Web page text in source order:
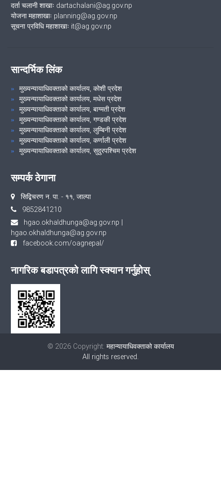
दर्ता चलानी शाखाः dartachalani@ag.gov.np
योजना महाशाखाः planning@ag.gov.np
सूचना प्रविधि महाशाखाः it@ag.gov.np
सान्दर्भिक लिंक
मुख्यन्यायाधिवक्ताको कार्यालय, कोशी प्रदेश
मुख्यन्यायाधिवक्ताको कार्यालय, मधेस प्रदेश
मुख्यन्यायाधिवक्ताको कार्यालय, बाग्मती प्रदेश
मुख्यन्यायाधिवक्ताको कार्यालय, गण्डकी प्रदेश
मुख्यन्यायाधिवक्ताको कार्यालय, लुम्बिनी प्रदेश
मुख्यन्यायाधिवक्ताको कार्यालय, कर्णाली प्रदेश
मुख्यन्यायाधिवक्ताको कार्यालय, सुदुरपश्चिम प्रदेश
सम्पर्क ठेगाना
सिद्बिचरण न‍‍. पा‍‍‌‍. - ११, जाल्पा
9852841210
hgao.okhaldhunga@ag.gov.np |
hgao.okhaldhunga@ag.gov.np
facebook.com/oagnepal/
नागरिक बडापत्रको लागि स्क्यान गर्नुहोस्
© 2026 Copyright: महान्यायाधिवक्ताको कार्यालय
All rights reserved.